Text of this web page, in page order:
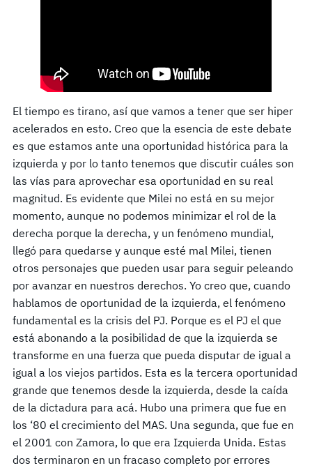
El tiempo es tirano, así que vamos a tener que ser hiper
acelerados en esto. Creo que la esencia de este debate
es que estamos ante una oportunidad histórica para la
izquierda y por lo tanto tenemos que discutir cuáles son
las vías para aprovechar esa oportunidad en su real
magnitud. Es evidente que Milei no está en su mejor
momento, aunque no podemos minimizar el rol de la
derecha porque la derecha, y un fenómeno mundial,
llegó para quedarse y aunque esté mal Milei, tienen
otros personajes que pueden usar para seguir peleando
por avanzar en nuestros derechos. Yo creo que, cuando
hablamos de oportunidad de la izquierda, el fenómeno
fundamental es la crisis del PJ. Porque es el PJ el que
está abonando a la posibilidad de que la izquierda se
transforme en una fuerza que pueda disputar de igual a
igual a los viejos partidos. Esta es la tercera oportunidad
grande que tenemos desde la izquierda, desde la caída
de la dictadura para acá. Hubo una primera que fue en
los ‘80 el crecimiento del MAS. Una segunda, que fue en
el 2001 con Zamora, lo que era Izquierda Unida. Estas
dos terminaron en un fracaso completo por errores